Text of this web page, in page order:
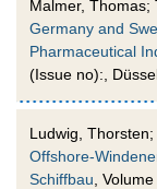
Malmer, Thomas;
Germany and
Pharmaceutical
(Issue no):,
Ludwig,
Offshore-
Schiffbau ,